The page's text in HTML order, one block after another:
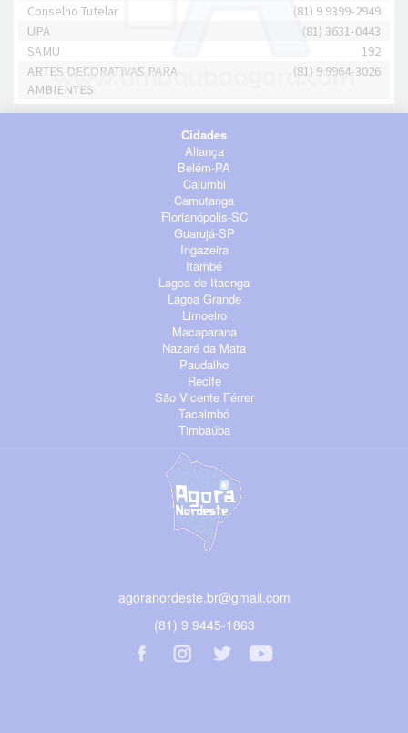
Conselho Tutelar
(81) 9 9399-2949
UPA
(81) 3631-0443
SAMU
192
ARTES DECORATIVAS PARA
AMBIENTES
(81) 9 9964-3026
Cidades
Aliança
Belém-PA
Calumbi
Camutanga
Florianópolis-SC
Guarujá-SP
Ingazeira
Itambé
Lagoa de Itaenga
Lagoa Grande
Limoeiro
Macaparana
Nazaré da Mata
Paudalho
Recife
São Vicente Férrer
Tacaimbó
Timbaúba
agoranordeste.br@gmail.com
(81) 9 9445-1863